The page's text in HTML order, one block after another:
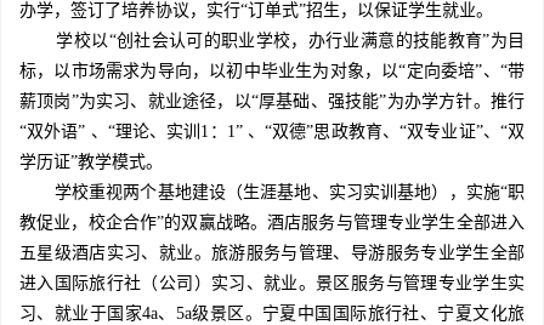
办学，签订了培养协议，实行“订单式”招生，以保证学生就业。
学校以“创社会认可的职业学校，办行业满意的技能教育”为目
标，以市场需求为导向，以初中毕业生为对象，以“定向委培”、“带
薪顶岗”为实习、就业途径，以“厚基础、强技能”为办学方针。推行
“双外语” 、“理论、实训1：1” 、“双德”思政教育、“双专业证”、“双
学历证”教学模式。
学校重视两个基地建设（生涯基地、实习实训基地），实施“职
教促业，校企合作”的双赢战略。酒店服务与管理专业学生全部进入
五星级酒店实习、就业。旅游服务与管理、导游服务专业学生全部
进入国际旅行社（公司）实习、就业。景区服务与管理专业学生实
习、就业于国家4a、5a级景区。宁夏中国国际旅行社、宁夏文化旅